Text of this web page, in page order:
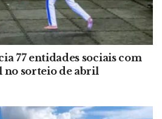
77 entidades sociais com
no sorteio de abril